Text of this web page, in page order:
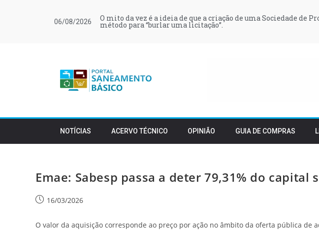
06/08/2026 O mito da vez é a ideia de que a criação de uma Sociedade de
método para “burlar uma licitação”.
NOTÍCIAS ACERVO TÉCNICO OPINIÃO GUIA DE COMPRAS
Emae: Sabesp passa a deter 79,31% do capital
16/03/2026
O valor da aquisição corresponde ao preço por ação no âmbito da oferta pública de